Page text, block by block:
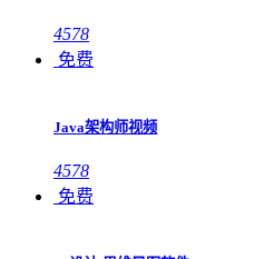
4578
免费
Java架构师视频
4578
免费